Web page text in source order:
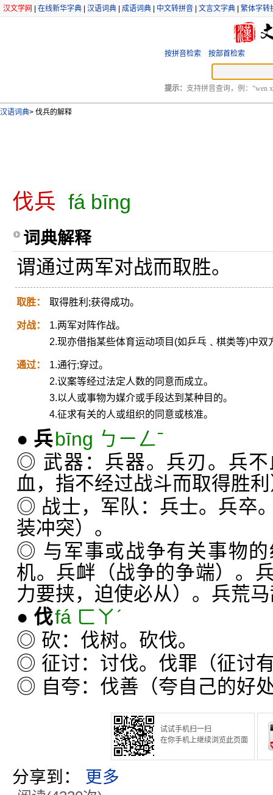
汉文学网 在线新华字典 汉语词典 成语词典 中文转拼音 文言文字典 繁体字转
按拼音检索 按部首检索
提示： 支持拼音查询，例：“wen
汉语词典> 伐兵的解释
伐兵 fá bīng
词典解释
谓通过两军对战而取胜。
取胜： 取得胜利;获得成功。
对战：
1.两军对阵作战。
2.现亦借指某些体育运动项目(如乒乓﹑棋类等)中双
通过：
1.通行;穿过。
2.议案等经过法定人数的同意而成立。
3.以人或事物为媒介或手段达到某种目的。
4.征求有关的人或组织的同意或核准。
● 兵bīng ㄅㄧㄥˉ
◎ 武器：兵器。兵刃。兵
血，指不经过战斗而取得胜
◎ 战士，军队：兵士。兵卒
装冲突）。
◎ 与军事或战争有关事物
机。兵衅（战争的争端）。
力要挟，迫使必从）。兵荒
● 伐fá ㄈㄚˊ
◎ 砍：伐树。砍伐。
◎ 征讨：讨伐。伐罪（征讨
◎ 自夸：伐善（夸自己的好
试试手机扫一扫
在你手机上继续浏览此页面
分享到： 更多